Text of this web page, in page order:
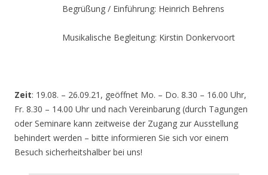
Begrüßung / Einführung: Heinrich Behrens
Musikalische Begleitung: Kirstin Donkervoort
Zeit: 19.08. – 26.09.21, geöffnet Mo. – Do. 8.30 – 16.00 Uhr,
Fr. 8.30 – 14.00 Uhr und nach Vereinbarung (durch Tagungen
oder Seminare kann zeitweise der Zugang zur Ausstellung
behindert werden – bitte informieren Sie sich vor einem
Besuch sicherheitshalber bei uns!